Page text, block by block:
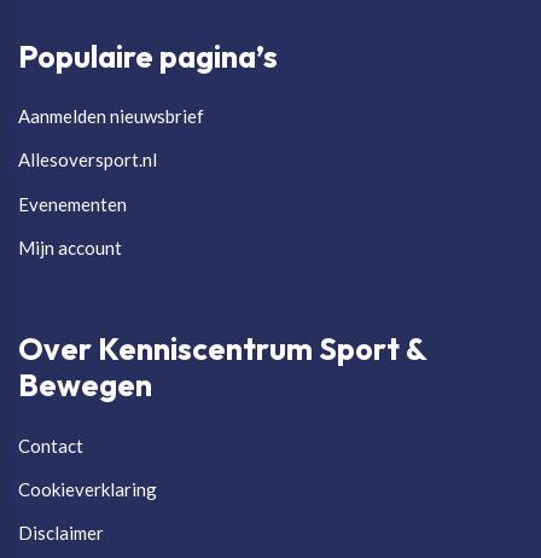
Populaire pagina’s
Aanmelden nieuwsbrief
Allesoversport.nl
Evenementen
Mijn account
Over Kenniscentrum Sport &
Bewegen
Contact
Cookieverklaring
Disclaimer